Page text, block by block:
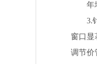
年
3.
窗口显
调节价